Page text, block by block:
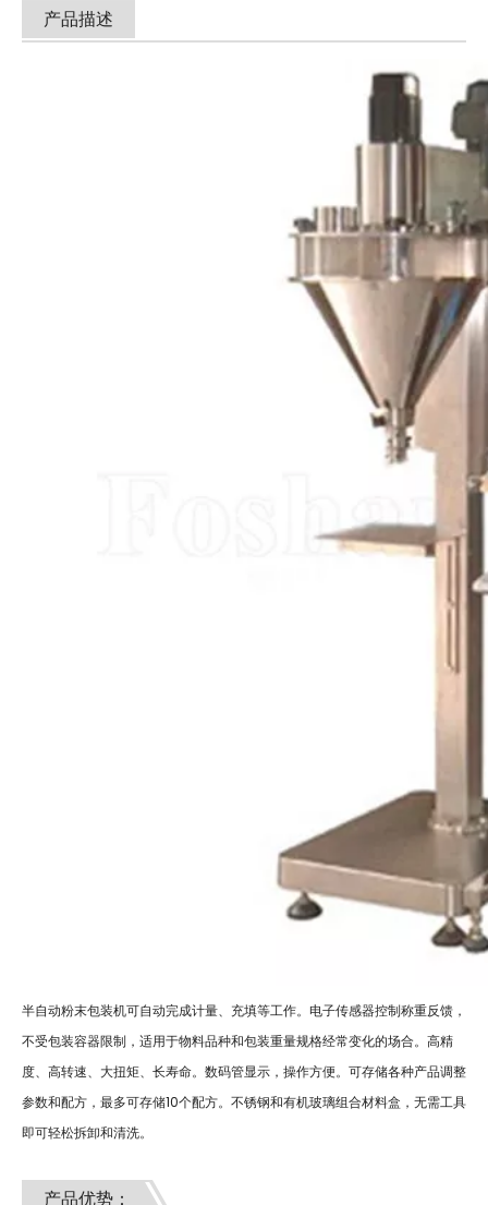
产品描述
半自动粉末包装机可自动完成计量、充填等工作。电子传感器控制称重反馈，
不受包装容器限制，适用于物料品种和包装重量规格经常变化的场合。高精
度、高转速、大扭矩、长寿命。数码管显示，操作方便。可存储各种产品调整
参数和配方，最多可存储10个配方。不锈钢和有机玻璃组合材料盒，无需工具
即可轻松拆卸和清洗。
产品优势：